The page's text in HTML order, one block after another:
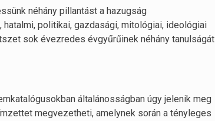
néhány pillantást a hazugság
politikai, gazdasági, mitológiai, ideológiai
sok évezredes évgyűrűinek néhány tanulságát
általánosságban úgy jelenik meg
megvezetheti, amelynek során a tényleges